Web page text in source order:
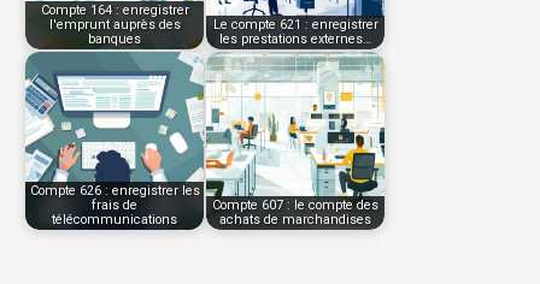
Compte 164 : enregistrer
l'emprunt auprès des
banques
Le compte 621 : enregistrer
les prestations externes…
Compte 626 : enregistrer les
frais de
télécommunications
Compte 607 : le compte des
achats de marchandises